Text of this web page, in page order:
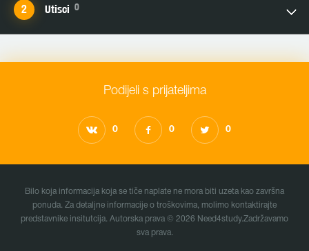
Utisci 0
Podijeli s prijateljima
0 0 0
Bilo koja informacija koja se tiče naplate ne mora biti uzeta kao završna
ponudа. Za detaljne informacije o troškovima, molimo kontaktirajte
predstavnike insitutcija. Autorska prava © 2026 Need4study.Zadržavamo
sva prava.